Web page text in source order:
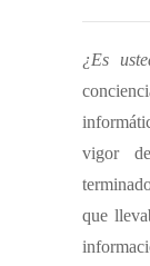
¿Es
vigor
que